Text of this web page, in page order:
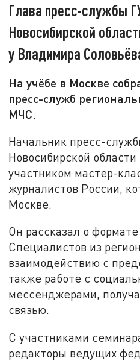
Глава пресс-службы
Новосибирской
у Владимира
На учёбе в Москве
пресс-служб
МЧС.
Начальник пресс-
Новосибирской
участником мастер-
журналистов России,
Москве.
Он рассказал о
Специалистов из
взаимодействию с
также работе с
мессенджерами,
связью.
С участниками
редакторы ведущих